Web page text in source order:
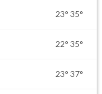
23° 35°
22° 35°
23° 37°